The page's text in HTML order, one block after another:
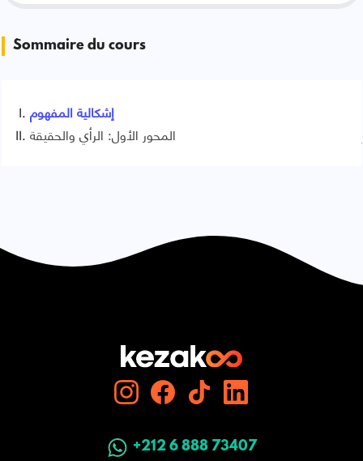
Sommaire du cours
إشكالية المفهوم
المحور الأول: الرأي والحقيقة
+212 6 888 73407